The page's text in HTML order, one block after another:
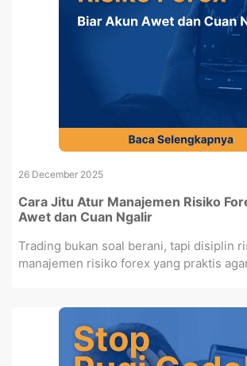
26 December 2025
Cara Jitu Atur Manajemen Risiko
Awet dan Cuan Ngalir
Trading bukan soal berani, tapi disiplin
manajemen risiko forex yang praktis